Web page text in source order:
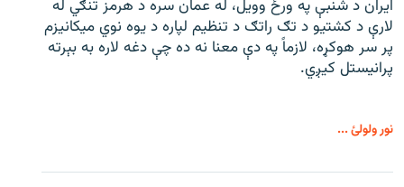
ایران د شنبې په ورځ وویل، له عمان سره د هرمز تنګي له
لارې د کشتیو د تګ راتګ د تنظیم لپاره د یوه نوي میکانیزم
پر سر هوکړه، لازماً په دې معنا نه ده چې دغه لاره به بېرته
پرانیستل کیږي.
نور ولولئ ...